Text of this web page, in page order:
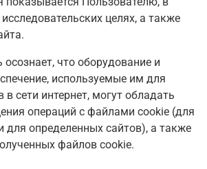
целях, а также
осознает, что оборудование и
используемые им для
в сети интернет, могут обладать
операций с файлами cookie (для
для определенных сайтов), а также
файлов cookie.